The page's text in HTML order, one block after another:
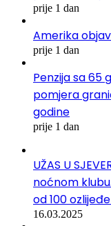
prije 1 dan
Amerika
prije 1 dan
Penzija sa 65
pomjera
godine
prije 1 dan
UŽAS U
noćnom
od 100
16.03.2025